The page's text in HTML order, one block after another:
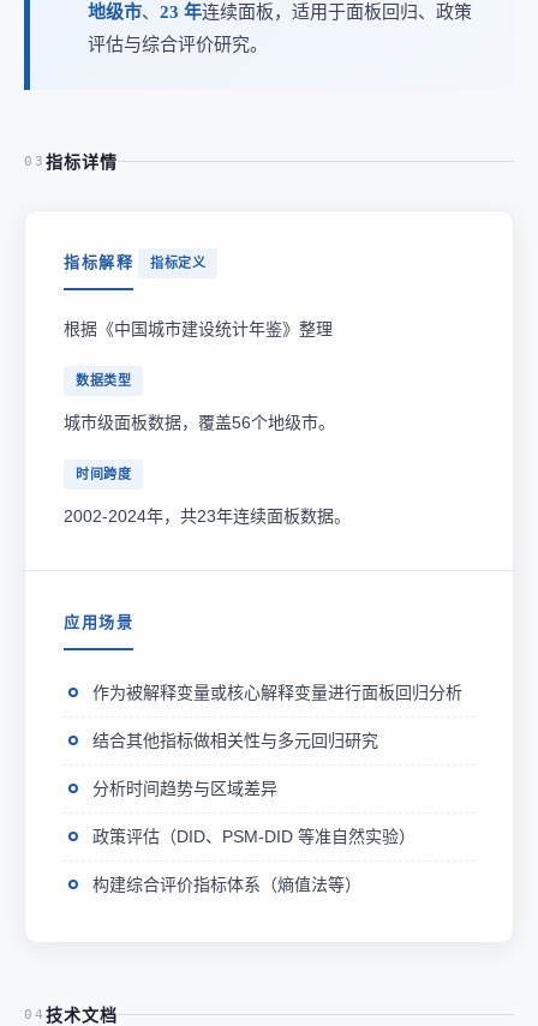
地级市、 23 年连续面板，适用于面板回归、政策
评估与综合评价研究。
03 指标详情
指标解释 指标定义
根据《中国城市建设统计年鉴》整理
数据类型
城市级面板数据，覆盖56个地级市。
时间跨度
2002-2024年，共23年连续面板数据。
应用场景
作为被解释变量或核心解释变量进行面板回归分析
结合其他指标做相关性与多元回归研究
分析时间趋势与区域差异
政策评估（DID、PSM-DID 等准自然实验）
构建综合评价指标体系（熵值法等）
04 技术文档